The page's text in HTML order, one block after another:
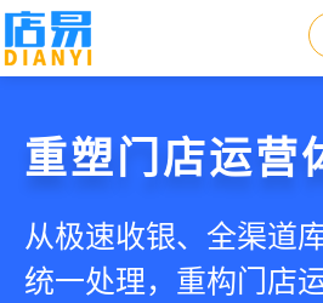
门店收银，就
智慧收银+商品库存+
商城，一套系统解决
重塑门店运营
从极速收银、全渠道
统一处理，重构门店
驱动私域会员
从支付即会员、精准
通，驱动私域流量沉
快速拓展生意
借助小程序商城、线
后，打通全域销售渠